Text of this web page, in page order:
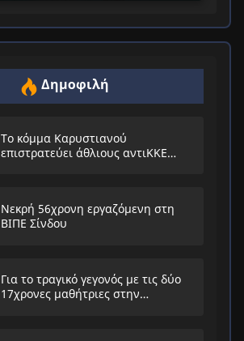
Δημοφιλή
Το κόμμα Καρυστιανού
επιστρατεύει άθλιους αντιΚΚΕ
Νεκρή 56χρονη εργαζόμενη στη
ΒΙΠΕ Σίνδου
Για το τραγικό γεγονός με τις δύο
17χρονες μαθήτριες στην